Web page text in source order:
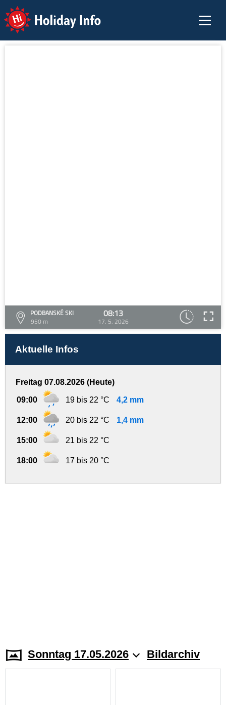
Holiday Info
PODBANSKÉ SKI
950 m
08:13
17. 5. 2026
Aktuelle Infos
Freitag 07.08.2026 (Heute)
09:00 19 bis 22 °C 4,2 mm
12:00 20 bis 22 °C 1,4 mm
15:00 21 bis 22 °C
18:00 17 bis 20 °C
Sonntag 17.05.2026 Bildarchiv